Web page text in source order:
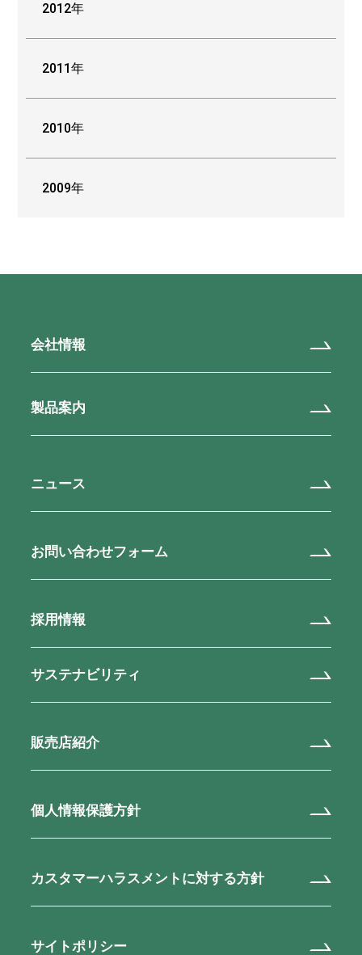
2012年
2011年
2010年
2009年
会社情報
製品案内
ニュース
お問い合わせフォーム
採用情報
サステナビリティ
販売店紹介
個人情報保護方針
カスタマーハラスメントに対する方針
サイトポリシー